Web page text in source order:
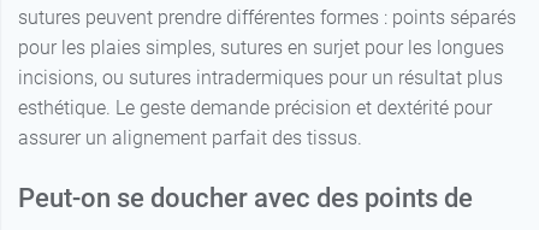
sutures peuvent prendre différentes formes : points séparés
pour les plaies simples, sutures en surjet pour les longues
incisions, ou sutures intradermiques pour un résultat plus
esthétique. Le geste demande précision et dextérité pour
assurer un alignement parfait des tissus.
Peut-on se doucher avec des points de